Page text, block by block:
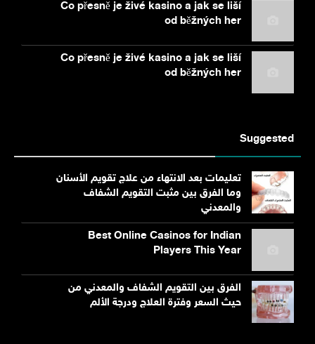
Co přesně je živé kasino a jak se liší
od běžných her
Co přesně je živé kasino a jak se liší
od běžných her
Suggested
تعليمات بعد الانتهاء من علاج تقويم الأسنان
وما الفرق بين مثبت التقويم الشفاف
والمعدني
Best Online Casinos for Indian
Players This Year
الفرق بين التقويم الشفاف والمعدني من
حيث السعر وفترة العلاج ودرجة الألم